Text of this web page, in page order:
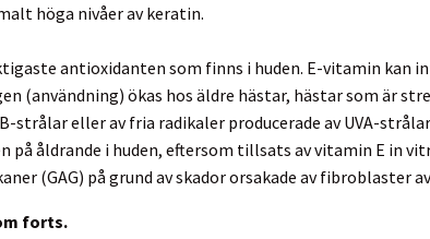
höga nivåer av keratin.
antioxidanten som finns i huden. E-vitamin kan
(användning) ökas hos äldre hästar, hästar som är
strålar eller av fria radikaler producerade av UVA-
på åldrande i huden, eftersom tillsats av vitamin E in
(GAG) på grund av skador orsakade av fibroblaster
forts.